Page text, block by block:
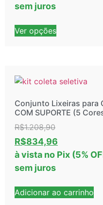
sem juros
Ver opções
Conjunto Lixeiras para
COM SUPORTE (5
R$1.208,90
R$834,96
à vista no Pix (5%
sem juros
Adicionar ao carrinho